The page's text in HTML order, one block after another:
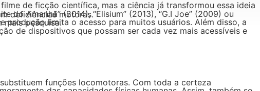
principalmente das com deficiências motoras.
significativos em mais pesquisa.